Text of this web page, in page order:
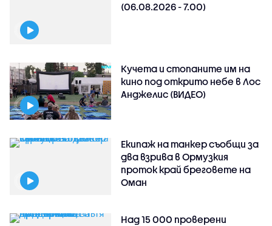
(06.08.2026 - 7.00)
Кучета и стопаните им на
кино под открито небе в Лос
Анджелис (ВИДЕО)
Екипаж на танкер съобщи за
два взрива в Ормузкия
проток край бреговете на
Оман
Над 15 000 проверени